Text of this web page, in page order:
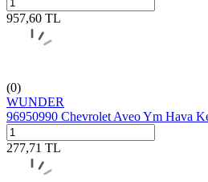
957,60 TL
(0)
WUNDER
96950990 Chevrolet Aveo Ym Hava
277,71 TL